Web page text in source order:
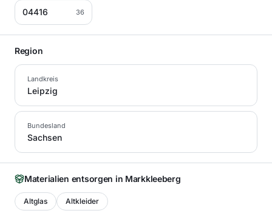
04416 36
Region
Landkreis
Leipzig
Bundesland
Sachsen
Materialien entsorgen in Markkleeberg
Altglas Altkleider